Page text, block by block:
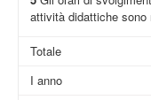
attività didattiche sono
Totale
I anno